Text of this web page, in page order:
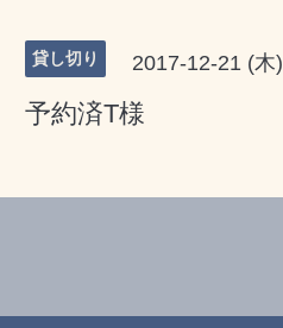
貸し切り 2017-12-21 (木)
予約済T様